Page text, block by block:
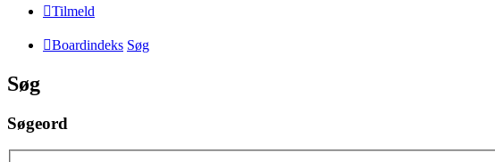
Tilmeld
Boardindeks Søg
Søg
Søgeord